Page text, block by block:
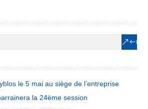
le 5 mai au siège de l’entreprise
la 24ème session